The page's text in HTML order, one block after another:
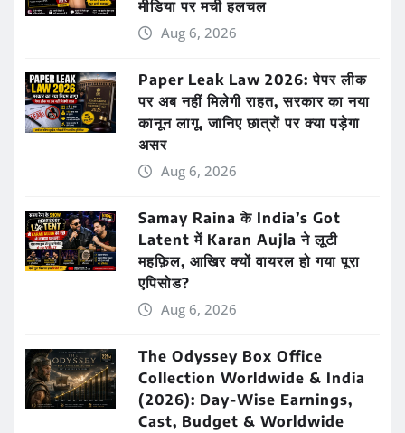
मीडिया पर मची हलचल
Aug 6, 2026
Paper Leak Law 2026: पेपर लीक
पर अब नहीं मिलेगी राहत, सरकार का नया
कानून लागू, जानिए छात्रों पर क्या पड़ेगा
असर
Aug 6, 2026
Samay Raina के India’s Got
Latent में Karan Aujla ने लूटी
महफ़िल, आखिर क्यों वायरल हो गया पूरा
एपिसोड?
Aug 6, 2026
The Odyssey Box Office
Collection Worldwide & India
(2026): Day-Wise Earnings,
Cast, Budget & Worldwide